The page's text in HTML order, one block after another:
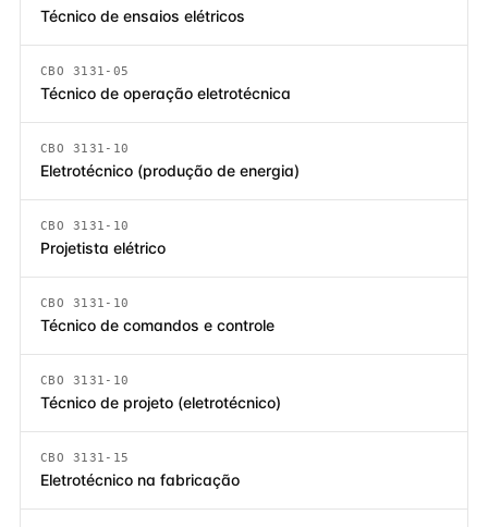
Técnico de ensaios elétricos
CBO 3131-05
Técnico de operação eletrotécnica
CBO 3131-10
Eletrotécnico (produção de energia)
CBO 3131-10
Projetista elétrico
CBO 3131-10
Técnico de comandos e controle
CBO 3131-10
Técnico de projeto (eletrotécnico)
CBO 3131-15
Eletrotécnico na fabricação